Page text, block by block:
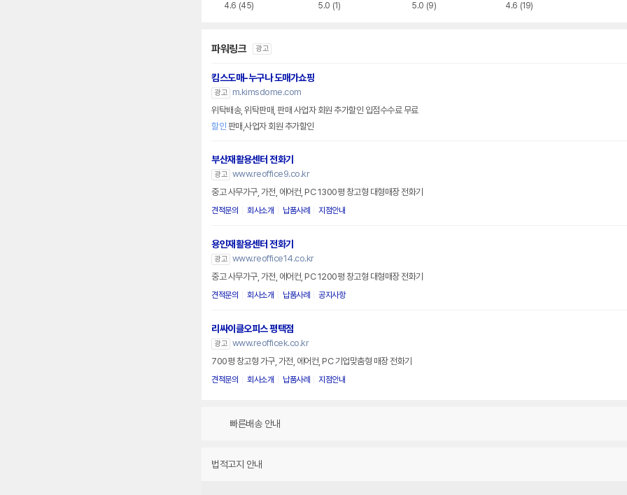
4.6 (45) 5.0 (1) 5.0 (9) 4.6 (19)
파워링크 광고
킴스도매-누구나 도매가쇼핑
광고
m.kimsdome.com
위탁배송, 위탁판매, 판매 사업자 회원 추가할인 입점수수료 무료
할인 판매,사업자 회원 추가할인
부산재활용센터 전화기
광고 www.reoffice9.co.kr
중고 사무가구, 가전, 에어컨, PC 1300평 창고형 대형매장 전화기
견적문의 회사소개 납품사례 지점안내
용인재활용센터 전화기
광고 www.reoffice14.co.kr
중고 사무가구, 가전, 에어컨, PC 1200평 창고형 대형매장 전화기
견적문의 회사소개 납품사례 공지사항
리싸이클오피스 평택점
광고 www.reofficek.co.kr
700평 창고형 가구, 가전, 에어컨, PC 기업맞춤형 매장 전화기
견적문의 회사소개 납품사례 지점안내
빠른배송 안내
법적고지 안내